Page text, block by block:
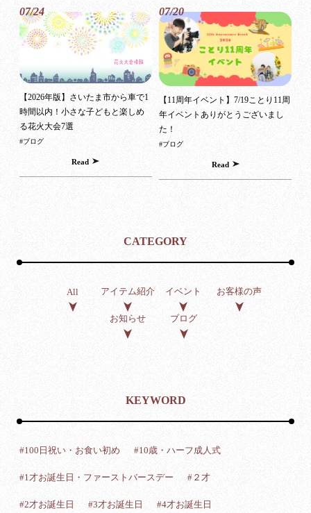
07/24
【2026年版】さいたま市から車で1
時間以内！小さな子どもと楽しめ
る花火大会7選
#ブログ
Read
07/20
【11周年イベント】7/19ことり11周
年イベントありがとうございまし
た！
#ブログ
Read
CATEGORY
All アイテム紹介 イベント お客様の声
お知らせ ブログ
KEYWORD
#100日祝い・お食い初め #10歳・ハーフ成人式
#1才お誕生日・ファーストバースデー #２才
#2才お誕生日 #3才お誕生日 #4才お誕生日